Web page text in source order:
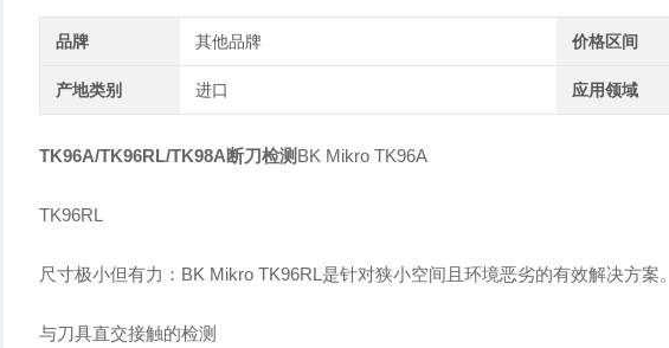
品牌 其他品牌 价格区间
产地类别 进口 应用领域
TK96A/TK96RL/TK98A断刀检测 BK Mikro TK96A
TK96RL
尺寸极小但有力：BK Mikro TK96RL是针对狭小空间且环境恶劣的有效解决方案。
与刀具直交接触的检测